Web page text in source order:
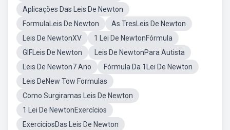
Aplicações Das Leis De Newton
FormulaLeis De Newton
As TresLeis De Newton
Leis De NewtonXV
1 Lei De NewtonFórmula
GIFLeis De Newton
Leis De NewtonPara Autista
Leis De Newton7 Ano
Fórmula Da 1Lei De Newton
Leis DeNew Tow Formulas
Como Surgiramas Leis De Newton
1 Lei De NewtonExercícios
ExerciciosDas Leis De Newton